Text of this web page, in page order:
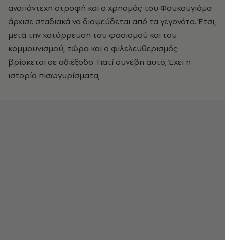
αναπάντεχη στροφή και ο χρησμός του Φουκουγιάμα
άρχισε σταδιακά να διαψεύδεται από τα γεγονότα. Έτσι,
μετά την κατάρρευση του φασισμού και του
κομμουνισμού, τώρα και ο φιλελευθερισμός
βρίσκεται σε αδιέξοδο. Γιατί συνέβη αυτό; Έχει η
ιστορία πισωγυρίσματα;